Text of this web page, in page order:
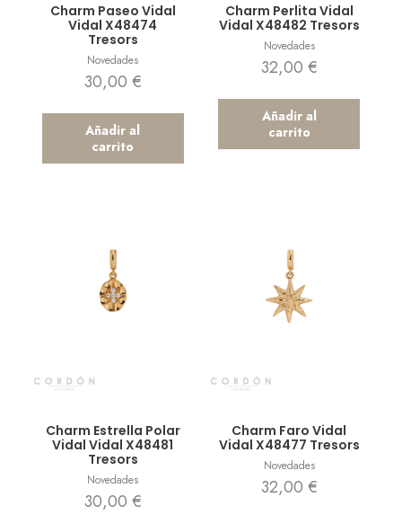
Charm Paseo Vidal
Vidal X48474
Tresors
Novedades
30,00 €
Añadir al
carrito
Charm Perlita Vidal
Vidal X48482 Tresors
Novedades
32,00 €
Añadir al
carrito
Charm Estrella Polar
Vidal Vidal X48481
Tresors
Novedades
30,00 €
Charm Faro Vidal
Vidal X48477 Tresors
Novedades
32,00 €